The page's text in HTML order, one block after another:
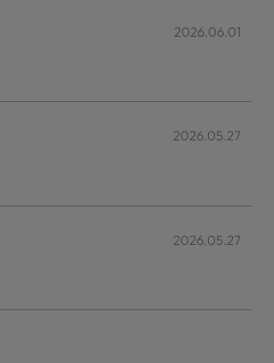
2026.06.01
2026.05.27
2026.05.27